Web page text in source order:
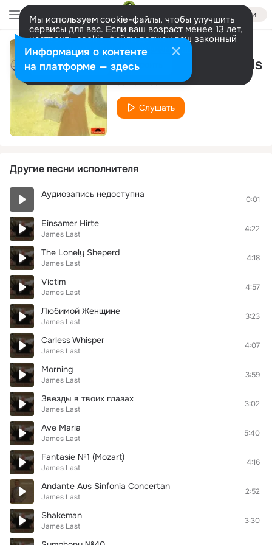
Войти
Мы используем cookie-файлы, чтобы улучшить
сервисы для вас. Если ваш возраст менее 13 лет,
настроить cookie-файлы должен ваш законный
представитель. Больше информации
Разрешить все Настроить
Cockles And Mussels
James Last
Слушать
Другие песни исполнителя
Аудиозапись недоступна 0:01
Einsamer Hirte
James Last
4:22
The Lonely Sheperd
James Last
4:18
Victim
James Last
4:57
Любимой Женщине
James Last
3:23
Carless Whisper
James Last
4:07
Morning
James Last
3:59
Звезды в твоих глазах
James Last
3:02
Ave Maria
James Last
5:40
Fantasie №1 (Mozart)
James Last
4:16
Andante Aus Sinfonia Concertan
James Last
2:52
Shakeman
James Last
3:30
Информация о контенте
на платформе — здесь